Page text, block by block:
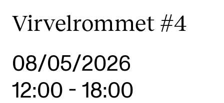
Bachelor
Doktorgrad
Årsstudium og videreutdanning
Virvelrommet #4
08/05/2026
12:00 - 18:00